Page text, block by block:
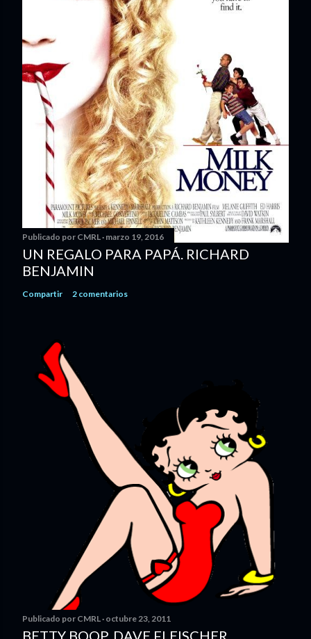
Publicado por CMRL marzo 19, 2016
UN REGALO PARA PAPÁ. RICHARD
BENJAMIN
Compartir 2 comentarios
Publicado por CMRL octubre 23, 2011
BETTY BOOP. DAVE FLEISCHER.